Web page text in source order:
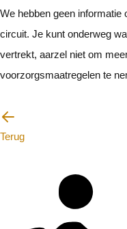
We hebben geen informatie
circuit. Je kunt onderweg
vertrekt, aarzel niet om
voorzorgsmaatregelen te
Terug